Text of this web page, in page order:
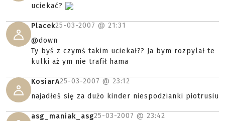
uciekać?
Placek25-03-2007 @ 21:31
@down
Ty byś z czymś takim uciekał?? Ja bym rozpylał te
kulki aż ym nie trafił hama
KosiarA25-03-2007 @ 23:12
najadłeś się za dużo kinder niespodzianki piotrusiu
asg_maniak_asg25-03-2007 @ 23:42